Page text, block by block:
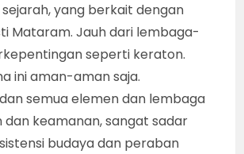
yang berkait dengan
Mataram. Jauh dari lembaga-
seperti keraton.
ini aman-aman saja.
semua elemen dan lembaga
dan keamanan, sangat sadar
budaya dan peraban